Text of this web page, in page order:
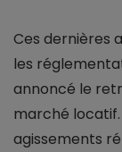
Ces dernières
les
annoncé le
marché
agissements